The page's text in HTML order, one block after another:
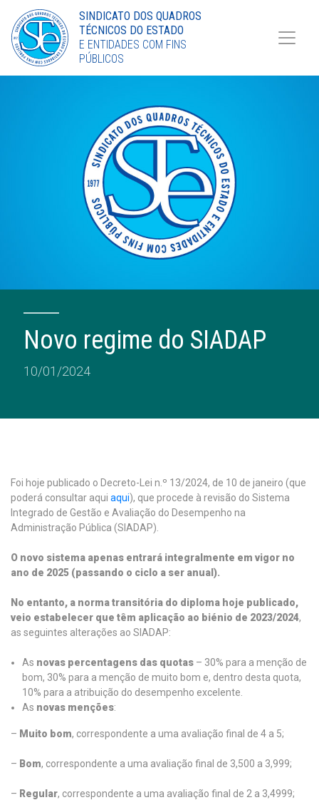
Torne-se Sócio
LinkedIn
SINDICATO DOS QUADROS
TÉCNICOS DO ESTADO
E ENTIDADES COM FINS
PÚBLICOS
Novo regime do SIADAP
10/01/2024
Foi hoje publicado o Decreto-Lei n.º 13/2024, de 10 de janeiro (que
poderá consultar aqui aqui), que procede à revisão do Sistema
Integrado de Gestão e Avaliação do Desempenho na
Administração Pública (SIADAP).
O novo sistema apenas entrará integralmente em vigor no
ano de 2025 (passando o ciclo a ser anual).
No entanto, a norma transitória do diploma hoje publicado,
veio estabelecer que têm aplicação ao biénio de 2023/2024,
as seguintes alterações ao SIADAP:
As novas percentagens das quotas – 30% para a menção de
bom, 30% para a menção de muito bom e, dentro desta quota,
10% para a atribuição do desempenho excelente.
As novas menções:
– Muito bom, correspondente a uma avaliação final de 4 a 5;
– Bom, correspondente a uma avaliação final de 3,500 a 3,999;
– Regular, correspondente a uma avaliação final de 2 a 3,4999;